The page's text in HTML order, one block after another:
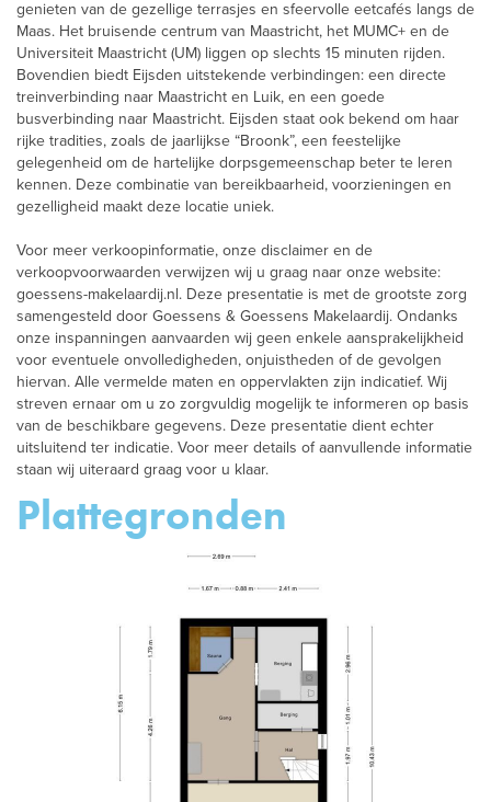
genieten van de gezellige terrasjes en sfeervolle eetcafés langs de
Maas. Het bruisende centrum van Maastricht, het MUMC+ en de
Universiteit Maastricht (UM) liggen op slechts 15 minuten rijden.
Bovendien biedt Eijsden uitstekende verbindingen: een directe
treinverbinding naar Maastricht en Luik, en een goede
busverbinding naar Maastricht. Eijsden staat ook bekend om haar
rijke tradities, zoals de jaarlijkse “Broonk”, een feestelijke
gelegenheid om de hartelijke dorpsgemeenschap beter te leren
kennen. Deze combinatie van bereikbaarheid, voorzieningen en
gezelligheid maakt deze locatie uniek.
Voor meer verkoopinformatie, onze disclaimer en de
verkoopvoorwaarden verwijzen wij u graag naar onze website:
goessens-makelaardij.nl. Deze presentatie is met de grootste zorg
samengesteld door Goessens & Goessens Makelaardij. Ondanks
onze inspanningen aanvaarden wij geen enkele aansprakelijkheid
voor eventuele onvolledigheden, onjuistheden of de gevolgen
hiervan. Alle vermelde maten en oppervlakten zijn indicatief. Wij
streven ernaar om u zo zorgvuldig mogelijk te informeren op basis
van de beschikbare gegevens. Deze presentatie dient echter
uitsluitend ter indicatie. Voor meer details of aanvullende informatie
staan wij uiteraard graag voor u klaar.
Plattegronden